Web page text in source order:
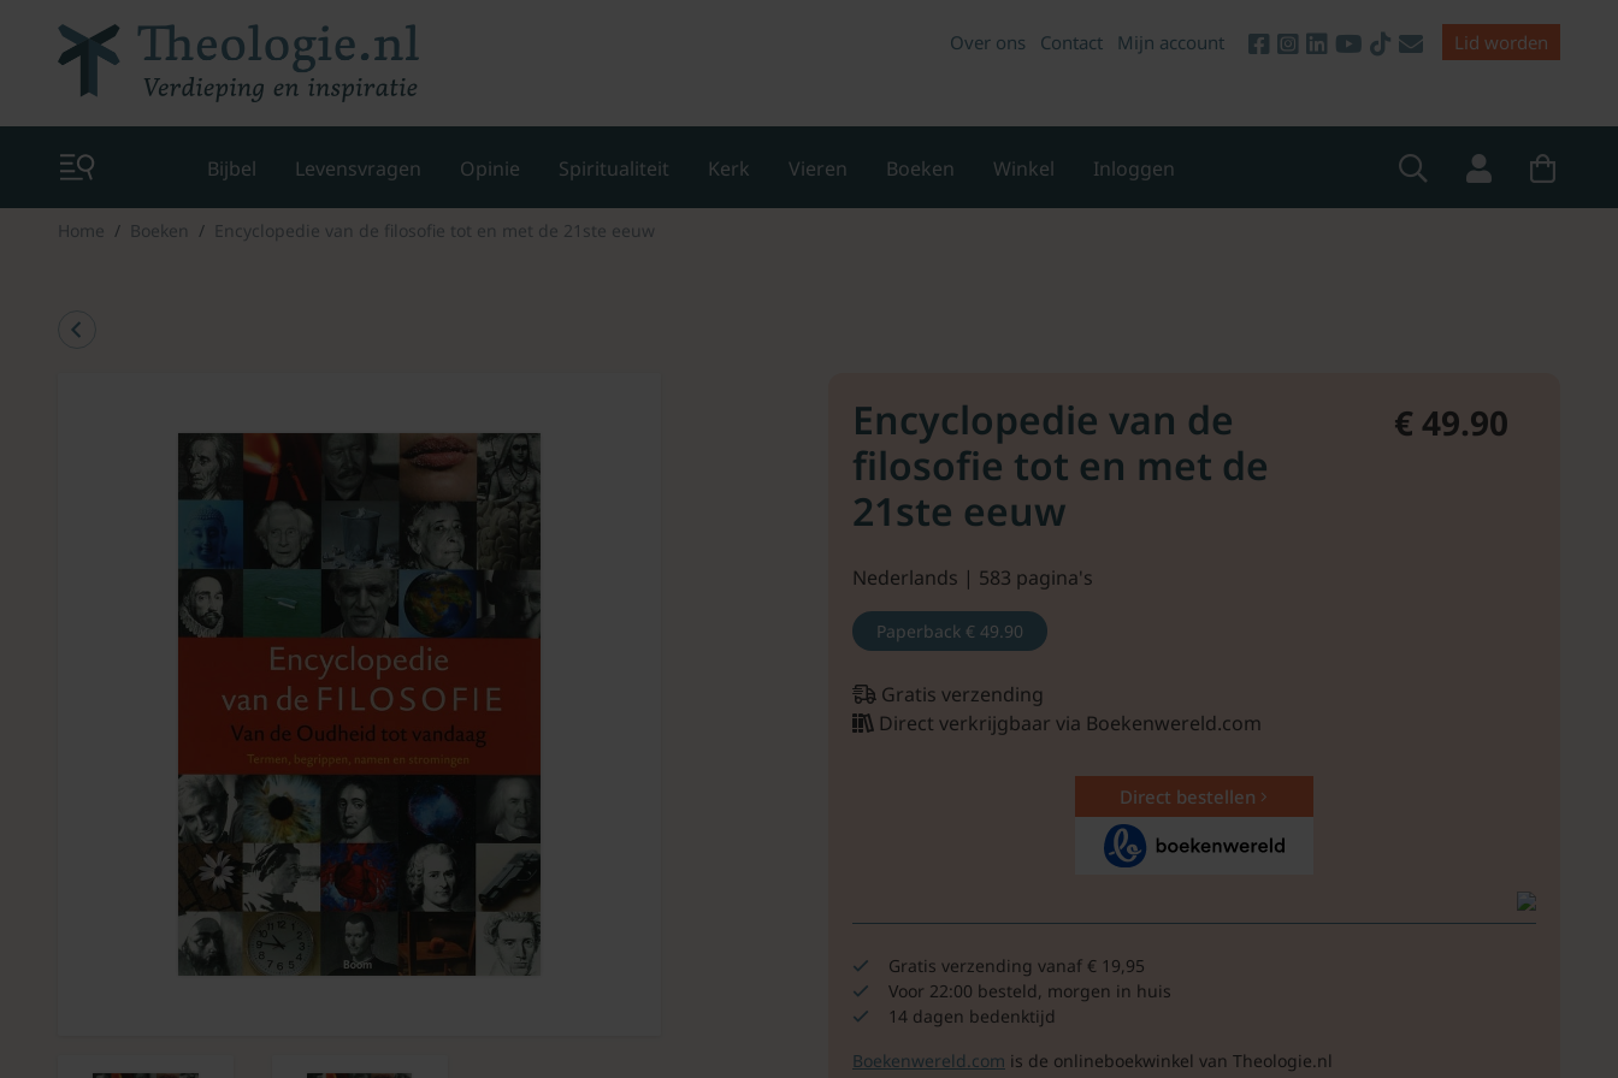
Over ons Contact Mijn account Lid worden
Bijbel Levensvragen Opinie Spiritualiteit Kerk Vieren Boeken Winkel Inloggen
Home Boeken Encyclopedie van de filosofie tot en met de 21ste eeuw
Encyclopedie van de
filosofie tot en met de
21ste eeuw
€ 49.90
Nederlands | 583 pagina's
Paperback € 49.90
Gratis verzending
Direct verkrijgbaar via Boekenwereld.com
Direct bestellen
Gratis verzending vanaf € 19,95
Voor 22:00 besteld, morgen in huis
14 dagen bedenktijd
Boekenwereld.com is de onlineboekwinkel van Theologie.nl